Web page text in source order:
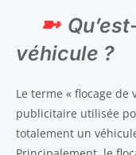
véhicule ?
Le terme « flocage
publicitaire utilisée
totalement un